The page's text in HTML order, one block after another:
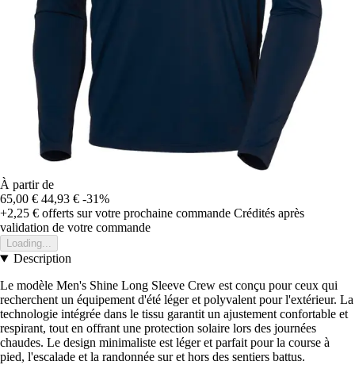
À partir de
65,00 € 44,93 € -31%
+2,25 € offerts sur votre prochaine commande Crédités après
validation de votre commande
Loading...
Description
Le modèle Men's Shine Long Sleeve Crew est conçu pour ceux qui
recherchent un équipement d'été léger et polyvalent pour l'extérieur. La
technologie intégrée dans le tissu garantit un ajustement confortable et
respirant, tout en offrant une protection solaire lors des journées
chaudes. Le design minimaliste est léger et parfait pour la course à
pied, l'escalade et la randonnée sur et hors des sentiers battus.